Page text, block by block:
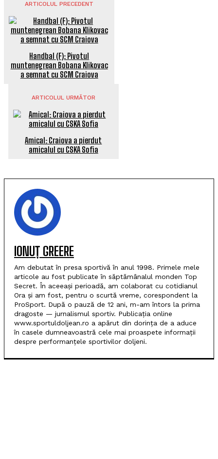
ARTICOLUL PRECEDENT
Handbal (F): Pivotul
muntenegrean Bobana Klikovac
a semnat cu SCM Craiova
ARTICOLUL URMĂTOR
Amical: Craiova a pierdut
amicalul cu CSKA Sofia
IONUȚ GREERE
Am debutat în presa sportivă în anul 1998. Primele mele
articole au fost publicate în săptămânalul monden Top
Secret. În aceeași perioadă, am colaborat cu cotidianul
Ora și am fost, pentru o scurtă vreme, corespondent la
ProSport. După o pauză de 12 ani, m-am întors la prima
dragoste — jurnalismul sportiv. Publicația online
www.sportuldoljean.ro a apărut din dorința de a aduce
în casele dumneavoastră cele mai proaspete informații
despre performanțele sportivilor doljeni.